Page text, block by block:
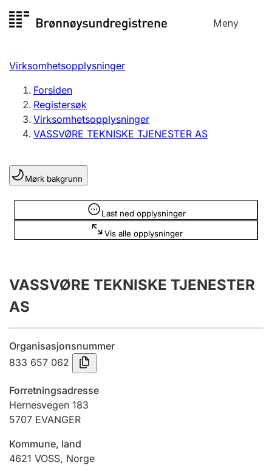
til
Meny
Registersøk
Aksjeselskap
Enkeltpersonforetak
Registrere, endre, slette
Lag og forening
Registrere, endre, slette
Årsregnskap
Innsending og forsinkelsesgebyr
Tinglysing
Jeger
Betaling og jegeravgiftskort
Ektepaktveileder
Virksomhetsopplysninger
Forsiden
Registersøk
Virksomhetsopplysninger
VASSVØRE TEKNISKE TJENESTER AS
Mørk bakgrunn
Last ned opplysninger
Vis alle opplysninger
Opplysninger er skjult
VASSVØRE TEKNISKE TJENESTER
AS
Organisasjonsnummer
833 657 062
Forretningsadresse
Hernesvegen 183
5707 EVANGER
Kommune, land
4621 VOSS, Norge